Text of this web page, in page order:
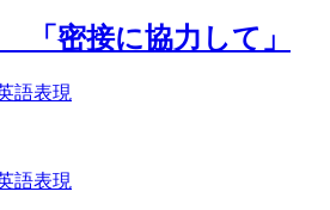
「密接に協力して」
語表現
語表現